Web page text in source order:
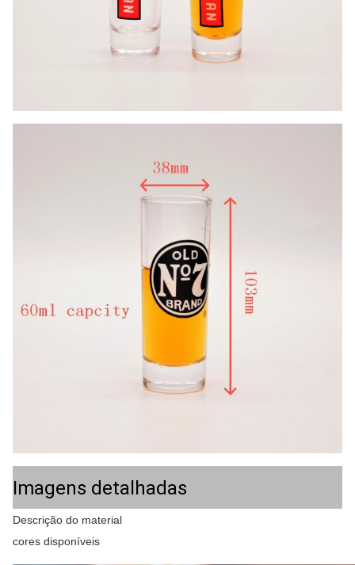
Imagens detalhadas
Descrição do material
cores disponíveis